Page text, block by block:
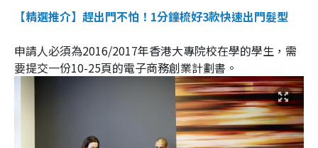
【精選推介】趕出門不怕！1分鐘梳好3款快速出門髮型
申請人必須為2016/2017年香港大專院校在學的學生，需
要提交一份10-25頁的電子商務創業計劃書。